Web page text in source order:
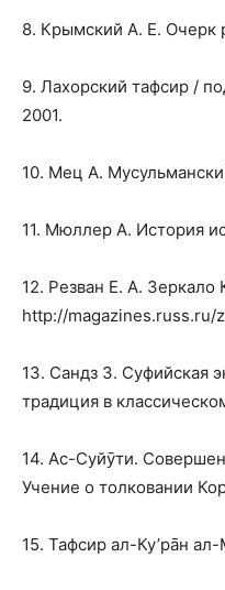
8. Крымский А. Е. Очерк
9. Лахорский тафсир /
2001.
10. Мец А.
11. Мюллер А. История
12. Резван Е. А. Зеркало
http://magazines.russ.ru/
13. Сандз З. Суфийская
традиция в
14. Ас-Суйӯти.
Учение о толковании
15. Тафсир ал-Ку’рāн